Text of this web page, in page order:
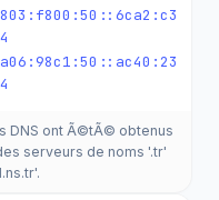
DNS ont Ã©tÃ© obtenus
serveurs de noms '.tr'